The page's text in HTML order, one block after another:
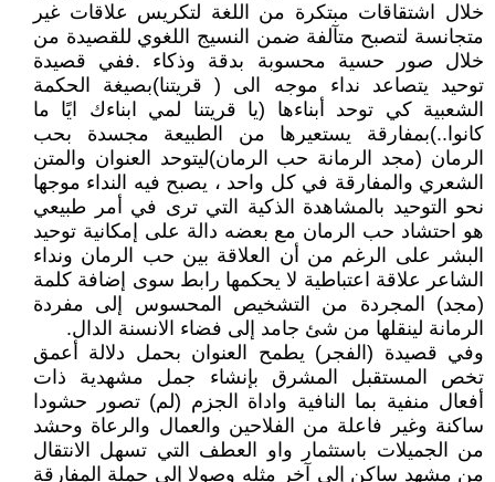
خلال اشتقاقات مبتكرة من اللغة لتكريس علاقات غير
متجانسة لتصبح متآلفة ضمن النسيج اللغوي للقصيدة من
خلال صور حسية محسوبة بدقة وذكاء .ففي قصيدة
توحيد يتصاعد نداء موجه الى ( قريتنا)بصيغة الحكمة
الشعبية كي توحد أبناءها (يا قريتنا لمي ابناءك ايًا ما
كانوا..)بمفارقة يستعيرها من الطبيعة مجسدة بحب
الرمان (مجد الرمانة حب الرمان)ليتوحد العنوان والمتن
الشعري والمفارقة في كل واحد ، يصبح فيه النداء موجها
نحو التوحيد بالمشاهدة الذكية التي ترى في أمر طبيعي
هو احتشاد حب الرمان مع بعضه دالة على إمكانية توحيد
البشر على الرغم من أن العلاقة بين حب الرمان ونداء
الشاعر علاقة اعتباطية لا يحكمها رابط سوى إضافة كلمة
(مجد) المجردة من التشخيص المحسوس إلى مفردة
الرمانة لينقلها من شئ جامد إلى فضاء الانسنة الدال.
وفي قصيدة (الفجر) يطمح العنوان بحمل دلالة أعمق
تخص المستقبل المشرق بإنشاء جمل مشهدية ذات
أفعال منفية بما النافية واداة الجزم (لم) تصور حشودا
ساكنة وغير فاعلة من الفلاحين والعمال والرعاة وحشد
من الجميلات باستثمار واو العطف التي تسهل الانتقال
من مشهد ساكن إلى آخر مثله وصولا إلى جملة المفارقة